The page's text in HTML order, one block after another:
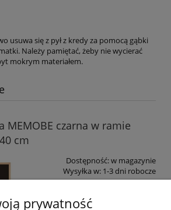
usuwa się z pył z kredy za pomocą gąbki
Należy pamiętać, żeby nie wycierać
mokrym materiałem.
MEMOBE czarna w ramie
cm
Dostępność:w magazynie
Wysyłka w: 1-3 dni robocze
zawiera 23% VAT, bez kosztów
prywatność